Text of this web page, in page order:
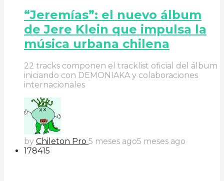
“Jeremías”: el nuevo álbum
de Jere Klein que impulsa la
música urbana chilena
22 tracks componen el tracklist oficial del álbum
iniciando con DEMONIAKA y colaboraciones
internacionales
by Chileton Pro 5 meses ago5 meses ago
178415